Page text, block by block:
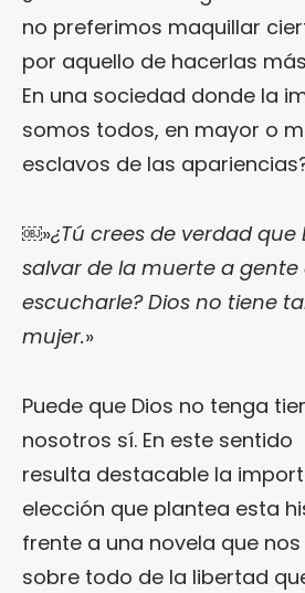
no preferimos maquillar
por aquello de hacerlas
En una sociedad donde la
somos todos, en mayor o
esclavos de las
￼»¿Tú crees de verdad que
salvar de la muerte a
escucharle? Dios no tiene
mujer.»
Puede que Dios no tenga
nosotros sí. En este sentido
resulta destacable la
elección que plantea esta
frente a una novela que
sobre todo de la libertad